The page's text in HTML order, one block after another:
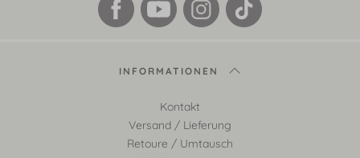
INFORMATIONEN
Kontakt
Versand / Lieferung
Retoure / Umtausch